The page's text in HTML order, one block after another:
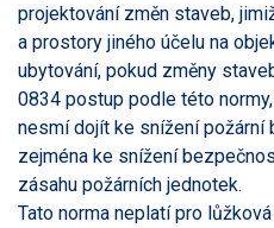
projektování změn staveb,
a prostory jiného účelu na
ubytování, pokud změny
0834 postup podle této
nesmí dojít ke snížení
zejména ke snížení
zásahu požárních jednotek.
Tato norma neplatí pro